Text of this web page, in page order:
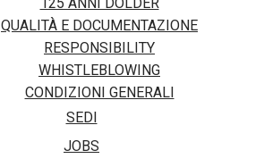
QUALITÀ E DOCUMENTAZIONE
RESPONSIBILITY
WHISTLEBLOWING
CONDIZIONI GENERALI
SEDI
JOBS